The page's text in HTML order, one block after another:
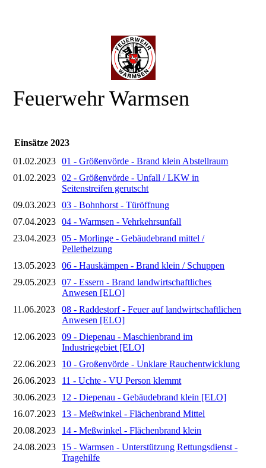
Feuerwehr Warmsen
Einsätze 2023
01.02.2023
01 - Größenvörde - Brand klein Abstellraum
01.02.2023
02 - Größenvörde - Unfall / LKW in
Seitenstreifen gerutscht
09.03.2023
03 - Bohnhorst - Türöffnung
07.04.2023
04 - Warmsen - Vehrkehrsunfall
23.04.2023
05 - Morlinge - Gebäudebrand mittel /
Pelletheizung
13.05.2023
06 - Hauskämpen - Brand klein / Schuppen
29.05.2023
07 - Essern - Brand landwirtschaftliches
Anwesen [ELO]
11.06.2023
08 - Raddestorf - Feuer auf landwirtschaftlichen
Anwesen [ELO]
12.06.2023
09 - Diepenau - Maschienbrand im
Industriegebiet [ELO]
22.06.2023
10 - Großenvörde - Unklare Rauchentwicklung
26.06.2023
11 - Uchte - VU Person klemmt
30.06.2023
12 - Diepenau - Gebäudebrand klein [ELO]
16.07.2023
13 - Meßwinkel - Flächenbrand Mittel
20.08.2023
14 - Meßwinkel - Flächenbrand klein
24.08.2023
15 - Warmsen - Unterstützung Rettungsdienst -
Tragehilfe